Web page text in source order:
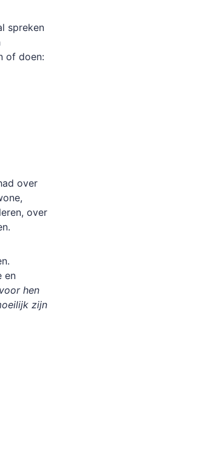
spreken
of doen:
over
over
en
hen
zijn